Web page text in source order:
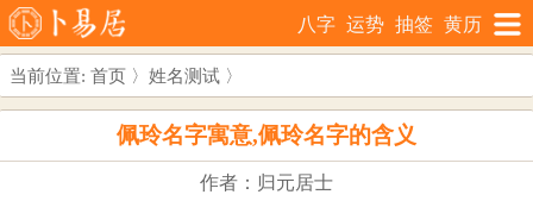
八字 运势 抽签 黄历
当前位置: 首页 〉 姓名测试 〉
佩玲名字寓意,佩玲名字的含义
作者：归元居士